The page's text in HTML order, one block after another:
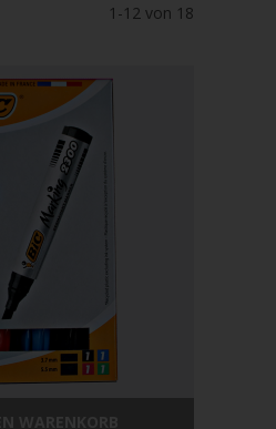
1-12 von 18